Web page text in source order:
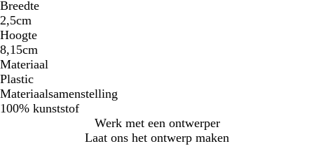
Breedte
2,5cm
Hoogte
8,15cm
Materiaal
Plastic
Materiaalsamenstelling
100% kunststof
Werk met een ontwerper
Laat ons het ontwerp maken